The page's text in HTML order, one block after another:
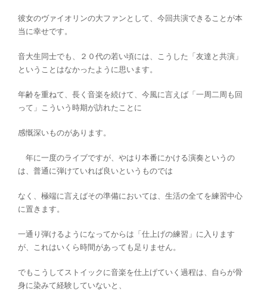
彼女のヴァイオリンの大ファンとして、今回共演できることが本
当に幸せです。
音大生同士でも、２０代の若い頃には、こうした「友達と共演」
ということはなかったように思います。
年齢を重ねて、長く音楽を続けて、今風に言えば「一周二周も回
って」こういう時期が訪れたことに
感慨深いものがあります。
年に一度のライブですが、やはり本番にかける演奏というの
は、普通に弾けていれば良いというものでは
なく、極端に言えばその準備においては、生活の全てを練習中心
に置きます。
一通り弾けるようになってからは「仕上げの練習」に入ります
が、これはいくら時間があっても足りません。
でもこうしてストイックに音楽を仕上げていく過程は、自らが骨
身に染みて経験していないと、